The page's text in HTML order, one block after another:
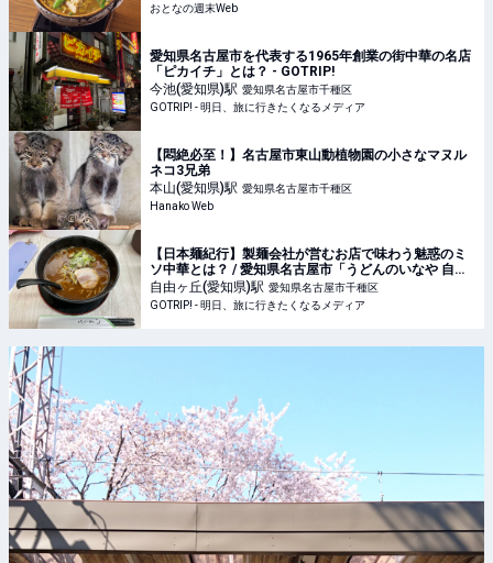
おとなの週末Web
愛知県名古屋市を代表する1965年創業の街中華の名店
「ピカイチ」とは？ - GOTRIP!
今池(愛知県)駅 愛知県名古屋市千種区
GOTRIP! - 明日、旅に行きたくなるメディア
【悶絶必至！】名古屋市東山動植物園の小さなマヌル
ネコ3兄弟
本山(愛知県)駅 愛知県名古屋市千種区
Hanako Web
【日本麺紀行】製麺会社が営むお店で味わう魅惑のミ
ソ中華とは？ / 愛知県名古屋市「うどんのいなや 自由
ヶ丘店」 - GOTRIP!
自由ヶ丘(愛知県)駅 愛知県名古屋市千種区
GOTRIP! - 明日、旅に行きたくなるメディア